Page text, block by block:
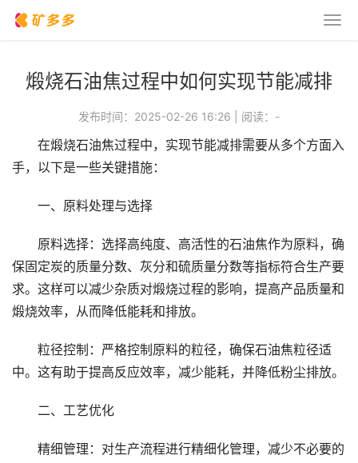
煅烧石油焦过程中如何实现节能减排
发布时间：2025-02-26 16:26 阅读： -
在煅烧石油焦过程中，实现节能减排需要从多个方面入
手，以下是一些关键措施：
一、原料处理与选择
原料选择：选择高纯度、高活性的石油焦作为原料，确
保固定炭的质量分数、灰分和硫质量分数等指标符合生产要
求。这样可以减少杂质对煅烧过程的影响，提高产品质量和
煅烧效率，从而降低能耗和排放。
粒径控制：严格控制原料的粒径，确保石油焦粒径适
中。这有助于提高反应效率，减少能耗，并降低粉尘排放。
二、工艺优化
精细管理：对生产流程进行精细化管理，减少不必要的